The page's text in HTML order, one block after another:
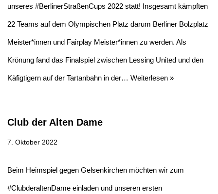
unseres #BerlinerStraßenCups 2022 statt! Insgesamt kämpften
22 Teams auf dem Olympischen Platz darum Berliner Bolzplatz
Meister*innen und Fairplay Meister*innen zu werden. Als
Krönung fand das Finalspiel zwischen Lessing United und den
Käfigtigern auf der Tartanbahn in der… Weiterlesen »
Club der Alten Dame
7. Oktober 2022
Beim Heimspiel gegen Gelsenkirchen möchten wir zum
#ClubderaltenDame einladen und unseren ersten